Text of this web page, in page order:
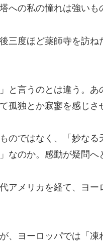
の私の憧れは強いも
三度ほど薬師寺を訪ね
と言うのとは違う。あ
孤独とか寂寥を感じさ
ではなく、「妙なる
のか。感動が疑問へ
アメリカを経て、ヨ
ヨーロッパでは「凍